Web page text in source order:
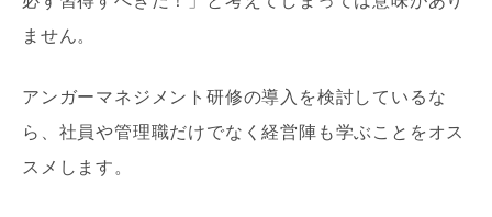
ません。
アンガーマネジメント研修の導入を検討しているな
ら、社員や管理職だけでなく経営陣も学ぶことをオス
スメします。